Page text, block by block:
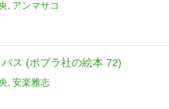
アンマサコ
バス (ポプラ社の絵本 72)
安楽雅志